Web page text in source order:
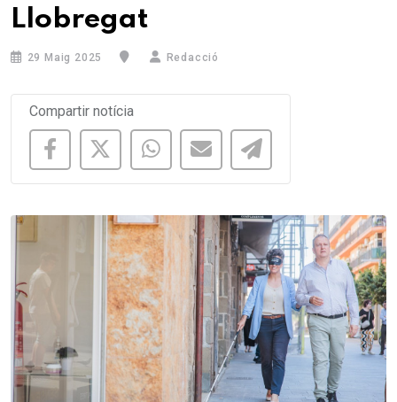
Llobregat
29 Maig 2025 Redacció
Compartir notícia